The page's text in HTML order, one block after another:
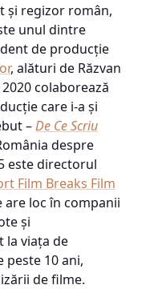
şi regizor român,
unul dintre
de producţie
, alături de Răzvan
colaborează
care i-a și
–De Ce Scriu
despre
este directorul
Film Breaks Film
are loc în companii
și
la viața de
peste 10 ani,
de filme.